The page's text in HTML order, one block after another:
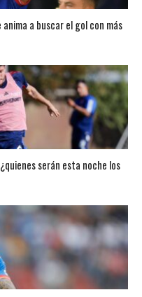
a buscar el gol con más
serán esta noche los